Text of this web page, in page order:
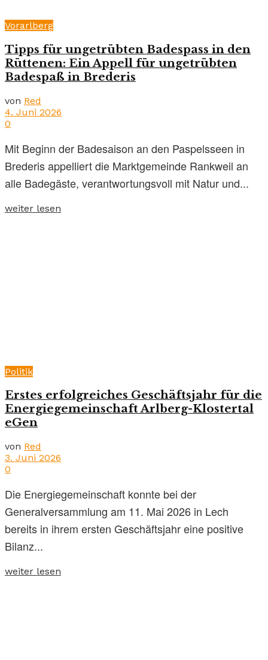
Vorarlberg
Tipps für ungetrübten Badespass in den
Rüttenen: Ein Appell für ungetrübten
Badespaß in Brederis
von Red
4. Juni 2026
0
Mit Beginn der Badesaison an den Paspelsseen in
Brederis appelliert die Marktgemeinde Rankweil an
alle Badegäste, verantwortungsvoll mit Natur und...
weiter lesen
Politik
Erstes erfolgreiches Geschäftsjahr für die
Energiegemeinschaft Arlberg-Klostertal
eGen
von Red
3. Juni 2026
0
Die Energiegemeinschaft konnte bei der
Generalversammlung am 11. Mai 2026 in Lech
bereits in ihrem ersten Geschäftsjahr eine positive
Bilanz...
weiter lesen